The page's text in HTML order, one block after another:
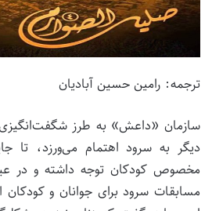
ترجمه: رامین حسین آبادیان
سازمان «داعش» به طرز
دیگر به سرود اهتمام می‌ورزد، تا
مخصوص کودکان توجه داشته و در
مسابقات سرود برای جوانان و کودکان